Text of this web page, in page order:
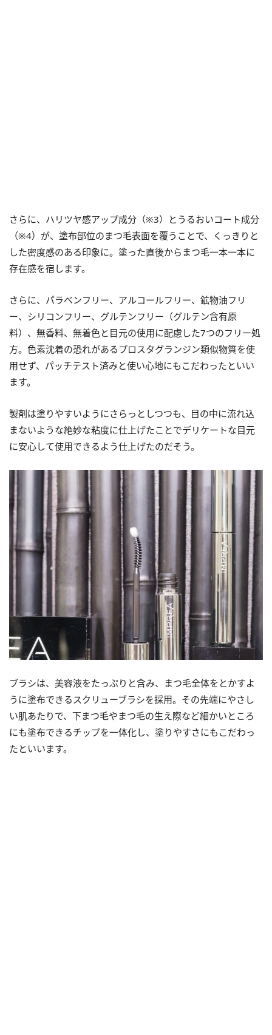
さらに、ハリツヤ感アップ成分（※3）とうるおいコート成分
（※4）が、塗布部位のまつ毛表面を覆うことで、くっきりと
した密度感のある印象に。塗った直後からまつ毛一本一本に
存在感を宿します。
さらに、パラベンフリー、アルコールフリー、鉱物油フリ
ー、シリコンフリー、グルテンフリー（グルテン含有原
料）、無香料、無着色と目元の使用に配慮した7つのフリー処
方。色素沈着の恐れがあるプロスタグランジン類似物質を使
用せず、パッチテスト済みと使い心地にもこだわったといい
ます。
製剤は塗りやすいようにさらっとしつつも、目の中に流れ込
まないような絶妙な粘度に仕上げたことでデリケートな目元
に安心して使用できるよう仕上げたのだそう。
ブラシは、美容液をたっぷりと含み、まつ毛全体をとかすよ
うに塗布できるスクリューブラシを採用。その先端にやさし
い肌あたりで、下まつ毛やまつ毛の生え際など細かいところ
にも塗布できるチップを一体化し、塗りやすさにもこだわっ
たといいます。